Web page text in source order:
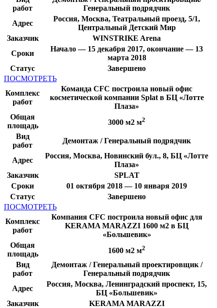
работ
Генеральный подрядчик
Адрес
Россия, Москва, Театральный проезд, 5/1,
Центральный Детский Мир
Заказчик
WINSTRIKE Arena
Сроки
Начало — 15 декабря 2017, окончание — 13
марта 2018
Статус
Завершено
ПОСМОТРЕТЬ
Комплекс
работ
Команда CFC построила новый офис
косметической компании Splat в БЦ «Лотте
Плаза»
Общая
площадь
3000 м2 м2
Вид
работ
Демонтаж / Генеральный подрядчик
Адрес
Россия, Москва, Новинский бул., 8, БЦ «Лотте
Плаза»
Заказчик
SPLAT
Сроки
01 октября 2018 — 10 января 2019
Статус
Завершено
ПОСМОТРЕТЬ
Комплекс
работ
Компания CFC построила новый офис для
KERAMA MARAZZI 1600 м2 в БЦ
«Большевик»
Общая
площадь
1600 м2 м2
Вид
работ
Демонтаж / Генеральный проектировщик /
Генеральный подрядчик
Адрес
Россия, Москва, Ленинградский проспект, 15,
БЦ «Большевик»
Заказчик
KERAMA MARAZZI